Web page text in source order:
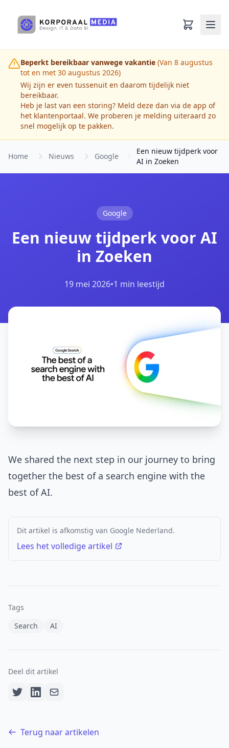
Beperkt bereikbaar vanwege vakantie (Van 8 augustus
tot en met 30 augustus 2026)
Wij zijn er even tussenuit en daarom tijdelijk niet
bereikbaar.
Heb je last van een storing? Meld deze dan via de app of
het klantenportaal. We proberen je melding uiteraard zo
snel mogelijk op te pakken.
Home Nieuws Google
Een nieuw tijdperk voor
AI in Zoeken
Google
Een nieuw tijdperk voor AI
in Zoeken
19 mei 2026•1 min leestijd
We shared the next step in our journey to bring
together the best of a search engine with the
best of AI.
Dit artikel is afkomstig van Google Nederland.
Lees het volledige artikel
Tags
Search
AI
Deel dit artikel
Terug naar artikelen